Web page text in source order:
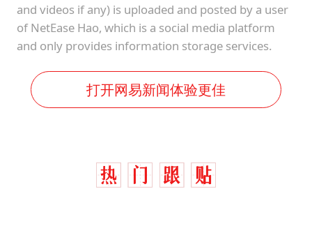
and videos if any) is uploaded and posted by a user
of NetEase Hao, which is a social media platform
and only provides information storage services.
打开网易新闻体验更佳